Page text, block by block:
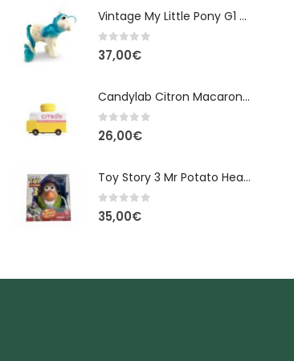
Vintage My Little Pony G1 – Tootsie (Earth Pony, 1984) - 10cm
0 out of 5
37,00€
Candylab Citron Macaron Van
0 out of 5
26,00€
Toy Story 3 Mr Potato Head Spud Lightyear Disney
0 out of 5
35,00€